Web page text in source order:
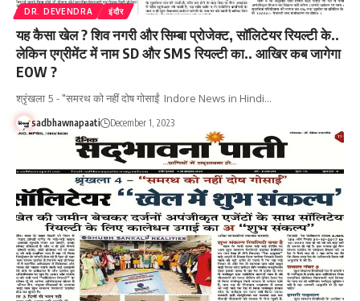
DR. DEVENDRA इंदौर
यह कैसा खेल ? शिव नगरी और सिम्बा प्रोजेक्ट, सॉलिटेयर रियल्टी के..
लेकिन एग्रीमेंट में नाम SD और SMS रियल्टी का.. आखिर कब जागेगा
EOW ?
श्रृंखला 5 - "समरथ को नहीं दोष गोसाईं Indore News in Hindi…
sadbhawnapaati December 1, 2023